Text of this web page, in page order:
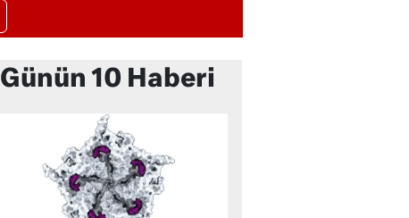
Günün 10 Haberi